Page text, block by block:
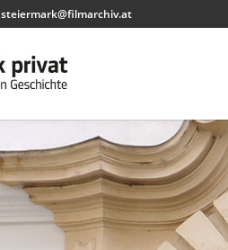
steiermark@filmarchiv.at